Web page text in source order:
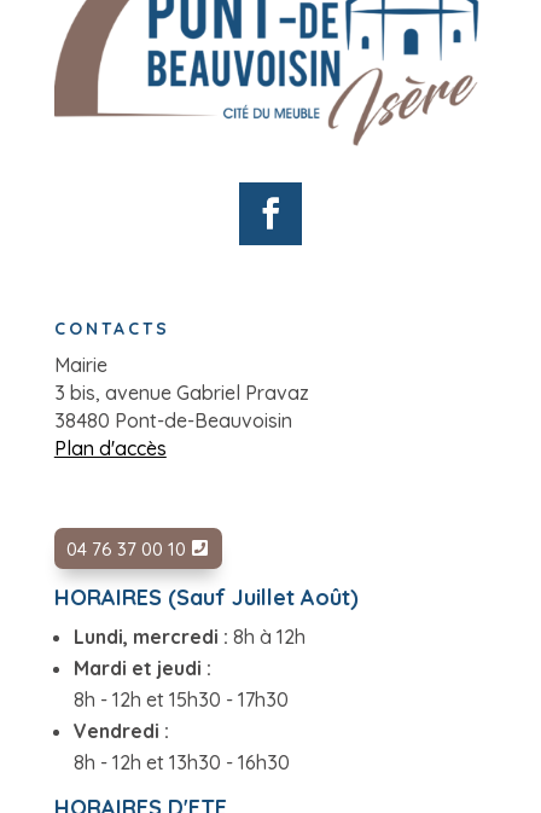
CONTACTS
Mairie
3 bis, avenue Gabriel Pravaz
38480 Pont-de-Beauvoisin
Plan d'accès
04 76 37 00 10
HORAIRES (Sauf Juillet Août)
Lundi, mercredi : 8h à 12h
Mardi et jeudi :
8h - 12h et 15h30 - 17h30
Vendredi :
8h - 12h et 13h30 - 16h30
HORAIRES D'ETE